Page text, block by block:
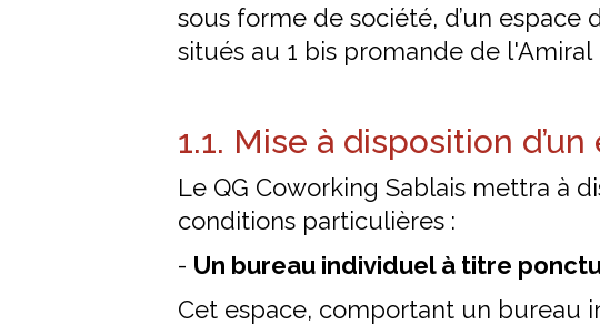
sous forme de société, d’un
situés au 1 bis promande de
1.1. Mise à disposition
Le QG Coworking Sablais mettra à
conditions particulières :
- Un bureau individuel à titre
Cet espace, comportant un bureau